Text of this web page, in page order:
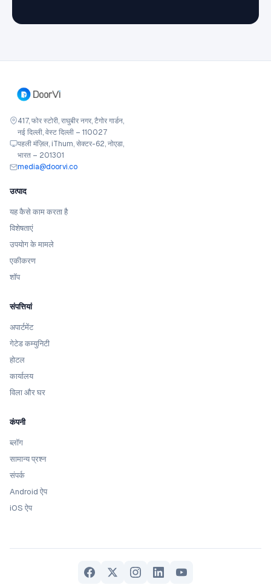
417, फोर स्टोरी, राघुबीर नगर, टैगोर गार्डन,
नई दिल्ली, वेस्ट दिल्ली – 110027
पहली मंज़िल, iThum, सेक्टर-62, नोएडा,
भारत – 201301
media@doorvi.co
उत्पाद
यह कैसे काम करता है
विशेषताएं
उपयोग के मामले
एकीकरण
शॉप
संपत्तियां
अपार्टमेंट
गेटेड कम्युनिटी
होटल
कार्यालय
विला और घर
कंपनी
ब्लॉग
सामान्य प्रश्न
संपर्क
Android ऐप
iOS ऐप